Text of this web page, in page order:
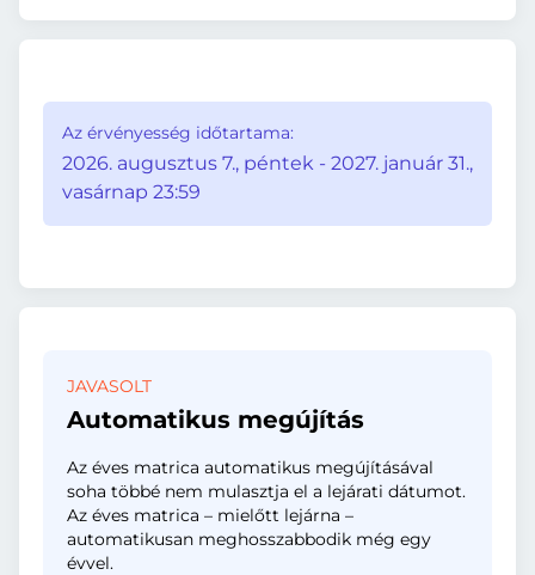
Az érvényesség időtartama:
2026. augusztus 7., péntek - 2027. január 31.,
vasárnap 23:59
JAVASOLT
Automatikus megújítás
Az éves matrica automatikus megújításával
soha többé nem mulasztja el a lejárati dátumot.
Az éves matrica – mielőtt lejárna –
automatikusan meghosszabbodik még egy
évvel.